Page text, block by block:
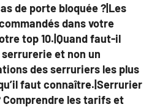
de porte bloquée ?|Les
dans votre
top 10.|Quand faut-il
et non un
des serruriers les plus
faut connaître.|Serrurier
les tarifs et